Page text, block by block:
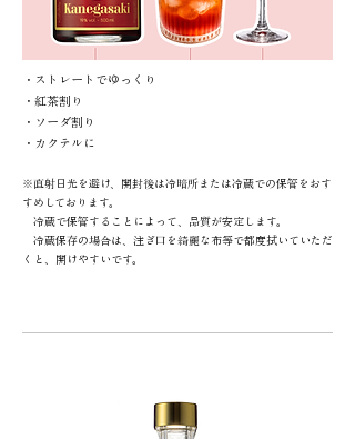
・ストレートでゆっくり
・​紅茶割り
・​ソーダ割り
・カクテルに
※直射日光を避け、開封後は冷暗所または冷蔵での保管をおす
すめしております。
冷蔵で保管することによって、品質が安定します。
冷蔵保存の場合は、注ぎ口を綺麗な布等で都度拭いていただ
くと、開けやすいです。